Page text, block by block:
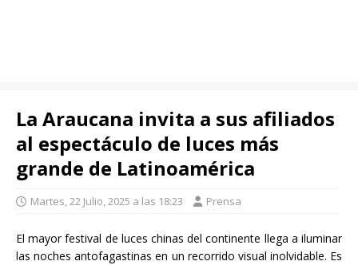
La Araucana invita a sus afiliados
al espectáculo de luces más
grande de Latinoamérica
Martes, 22 Julio, 2025 a las 18:23 Prensa
El mayor festival de luces chinas del continente llega a iluminar
las noches antofagastinas en un recorrido visual inolvidable. Es